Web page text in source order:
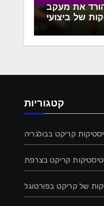
את מעקב
של ביצועי
לפורטוגל
קטגוריות
קריקט בבולגריה
קריקט בצרפת
של קריקט בפורטוגל